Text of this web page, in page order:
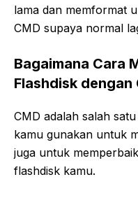
lama dan memformat
CMD supaya normal
Bagaimana Cara
Flashdisk dengan
CMD adalah salah
kamu gunakan untuk
juga untuk
flashdisk kamu.